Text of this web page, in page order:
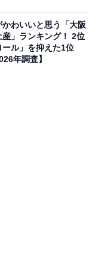
かわいいと思う「大阪
産」ランキング！ 2位
ール」を抑えた1位
年調査】